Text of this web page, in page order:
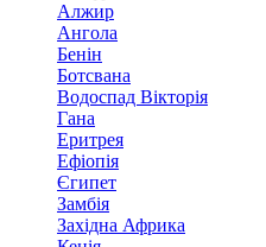
Алжир
Ангола
Бенін
Ботсвана
Водоспад Вікторія
Гана
Еритрея
Ефіопія
Єгипет
Замбія
Західна Африка